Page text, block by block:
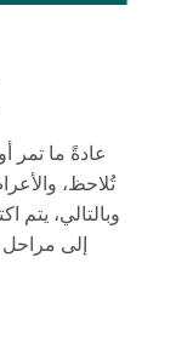
عادةً ما تمر
تُلاحظ،
وبالتالي، يتم
إلى